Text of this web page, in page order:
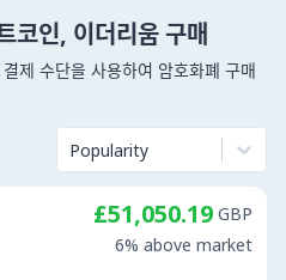
인, 이더리움 구매
제 수단을 사용하여 암호화폐 구매
Popularity
£51,050.19 GBP
6% above market